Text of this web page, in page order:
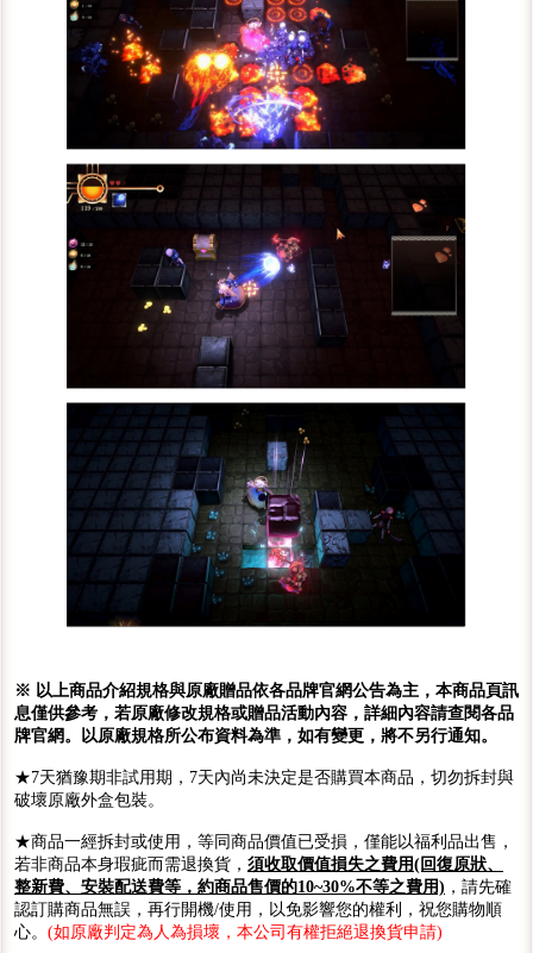
※ 以上商品介紹規格與原廠贈品依各品牌官網公告為主，本商品頁訊
息僅供參考，若原廠修改規格或贈品活動內容，詳細內容請查閱各品
牌官網。以原廠規格所公布資料為準，如有變更，將不另行通知。
★7天猶豫期非試用期，7天內尚未決定是否購買本商品，切勿拆封與
破壞原廠外盒包裝。
★商品一經拆封或使用，等同商品價值已受損，僅能以福利品出售，
若非商品本身瑕疵而需退換貨， 須收取價值損失之費用(回復原狀、
整新費、安裝配送費等，約商品售價的10~30%不等之費用) ，請先確
認訂購商品無誤，再行開機/使用，以免影響您的權利，祝您購物順
心。 (如原廠判定為人為損壞，本公司有權拒絕退換貨申請)